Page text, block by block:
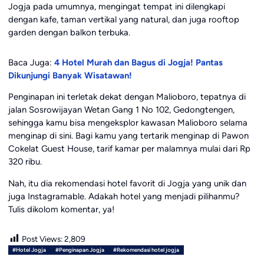
Jogja pada umumnya, mengingat tempat ini dilengkapi
dengan kafe, taman vertikal yang natural, dan juga rooftop
garden dengan balkon terbuka.
Baca Juga: 4 Hotel Murah dan Bagus di Jogja! Pantas
Dikunjungi Banyak Wisatawan!
Penginapan ini terletak dekat dengan Malioboro, tepatnya di
jalan Sosrowijayan Wetan Gang 1 No 102, Gedongtengen,
sehingga kamu bisa mengeksplor kawasan Malioboro selama
menginap di sini. Bagi kamu yang tertarik menginap di Pawon
Cokelat Guest House, tarif kamar per malamnya mulai dari Rp
320 ribu.
Nah, itu dia rekomendasi hotel favorit di Jogja yang unik dan
juga Instagramable. Adakah hotel yang menjadi pilihanmu?
Tulis dikolom komentar, ya!
Post Views: 2,809
#Hotel Jogja #Penginapan Jogja #Rekomendasi hotel jogja